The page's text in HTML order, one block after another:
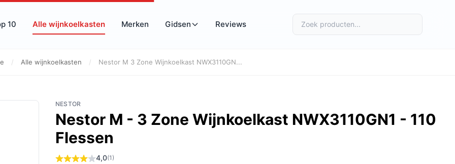
10 Alle wijnkoelkasten Merken Gidsen Reviews
/ Alle wijnkoelkasten / Nestor M 3 Zone Wijnkoelkast NWX3110GN...
NESTOR
Nestor M - 3 Zone Wijnkoelkast NWX3110GN1 - 110
Flessen
4,0(1)